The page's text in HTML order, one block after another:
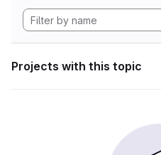
Projects with this topic